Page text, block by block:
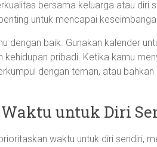
bersama keluarga atau diri
untuk mencapai
dengan baik. Gunakan kalender
kehidupan pribadi. Ketika kamu
dengan teman, atau
untuk Diri
waktu untuk diri sendiri,